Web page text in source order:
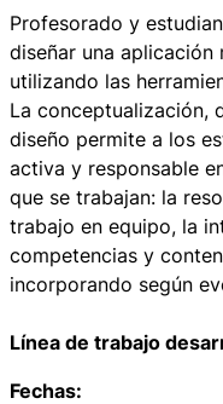
Profesorado y
diseñar una
utilizando las
La conceptualización,
diseño permite a los
activa y responsable
que se trabajan: la
trabajo en equipo, la
competencias y
incorporando según
Línea de trabajo
Fechas: